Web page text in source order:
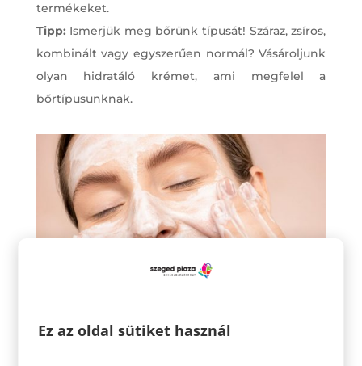
termékeket.
Tipp: Ismerjük meg bőrünk típusát! Száraz, zsíros,
kombinált vagy egyszerűen normál? Vásároljunk
olyan hidratáló krémet, ami megfelel a
bőrtípusunknak.
Ez az oldal sütiket használ